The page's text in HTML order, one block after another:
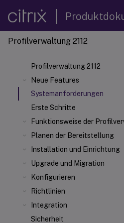
Profilverwaltung 2112
Profilverwaltung 2112
Neue Features
Systemanforderungen
Erste Schritte
Funktionsweise der
Planen der Bereitstellung
Installation und Einrichtung
Upgrade und Migration
Konfigurieren
Richtlinien
Integration
Sicherheit